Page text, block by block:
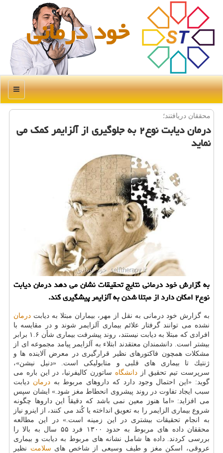
خود درمانی
منو
محققان دریافتند؛
درمان دیابت نوع۲ به جلوگیری از آلزایمر كمك می
نماید
به گزارش خود درمانی نتایج تحقیقات نشان می دهد درمان دیابت
نوع۲ امكان دارد از مبتلا شدن به آلزایمر پیشگیری كند.
به گزارش خود درمانی به نقل از مهر، بیماران مبتلا به دیابت درمان
نشده می توانند گرفتار علائم بیماری آلزایمر شوند و در مقایسه با
افرادی كه مبتلا به دیابت نیستند، روند پیشرفت بیماری شأن ۱.۶ برابر
بیشتر است. دانشمندان معتقدند ابتلاء به آلزایمر پیامد مجموعه ای از
مشكلات همچون فاكتورهای نظیر قرارگیری در معرض آلاینده ها و
ژنتیك تا بیماری های قلبی و متابولیكی است. «دنیل نیشن»،
سرپرست تیم تحقیق ازدانشگاه ساتورن كالیفرنیا، در این باره می
گوید: «این احتمال وجود دارد كه داروهای مربوط بهدرمان دیابت
سبب ایجاد تفاوت در روند پیشروی انحطاط مغز شود.» ایشان سپس
می افزاید: «اما هنوز معین نمی باشد كه دقیقاً این داروها چگونه
شروع بیماری الزایمر را به تعویق انداخته یا كُند می كنند، از اینرو نیاز
به انجام تحقیقات بیشتری در این زمینه است.» در این مطالعه
محققان داده های مربوط به حدود ۱۳۰۰ فرد ۵۵ سال به بالا را
بررسی كردند. داده ها شامل نشانه های مربوط به دیابت و بیماری
عروقی، اسكن مغز و طیف وسیعی از شاخص های سلامت نظیر